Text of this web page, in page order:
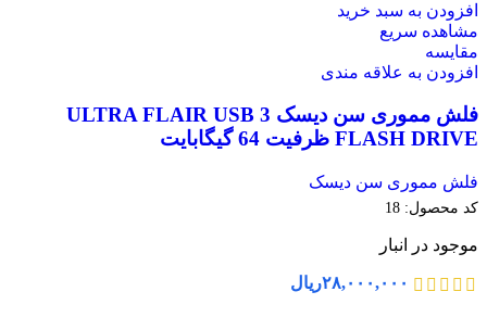
افزودن به سبد خرید
مشاهده سریع
مقایسه
افزودن به علاقه مندی
فلش مموری سن دیسک ULTRA FLAIR USB 3
FLASH DRIVE ظرفیت 64 گیگابایت
فلش مموری سن دیسک
کد محصول: 18
موجود در انبار
۲۸,۰۰۰,۰۰۰ریال